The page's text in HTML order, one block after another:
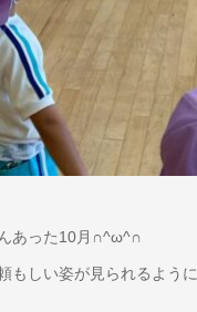
あった10月∩^ω^∩
もしい姿が見られるように